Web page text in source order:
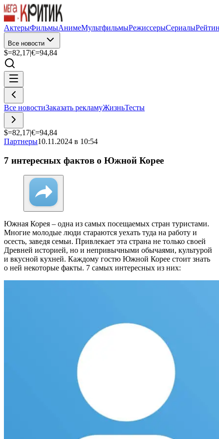
АктерыФильмыАнимеМультфильмыРежиссерыСериалы
Все новости
$=82,17|€=94,84
Все новостиЗаказать рекламуЖизньТесты
$=82,17|€=94,84
Партнеры10.11.2024 в 10:54
7 интересных фактов о Южной Корее
Южная Корея – одна из самых посещаемых стран туристами.
Многие молодые люди стараются уехать туда на работу и
осесть, заведя семьи. Привлекает эта страна не только своей
Древней историей, но и непривычными обычаями, культурой
и вкусной кухней. Каждому гостю Южной Корее стоит знать
о ней некоторые факты. 7 самых интересных из них: